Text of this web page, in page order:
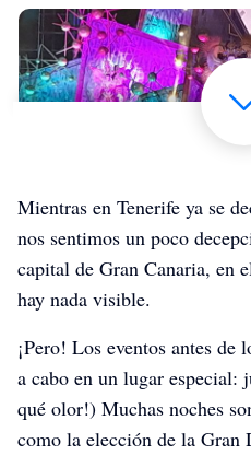
Mientras en Tenerife ya se
nos sentimos un poco
capital de Gran Canaria, en
hay nada visible.
¡Pero! Los eventos antes
a cabo en un lugar especial:
qué olor!) Muchas noches
como la elección de la Gran